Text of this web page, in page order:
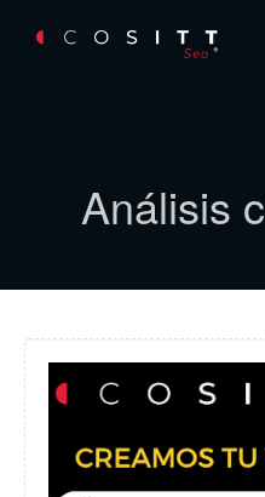
Análisis